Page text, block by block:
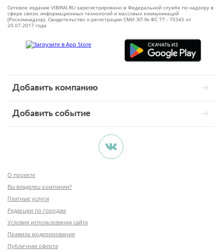
Сетевое издание VIBIRAI.RU зарегистрировано в Федеральной службе по надзору в
сфере связи, информационных технологий и массовых коммуникаций
(Роскомнадзор). Свидетельство о регистрации СМИ ЭЛ № ФС 77 - 70345 от
20.07.2017 года
Добавить компанию
Добавить событие
О проекте
Вы владелец компании?
Платные услуги
Редакции по городам
Условия использования сайта
Правила модерирования
Публичная оферта